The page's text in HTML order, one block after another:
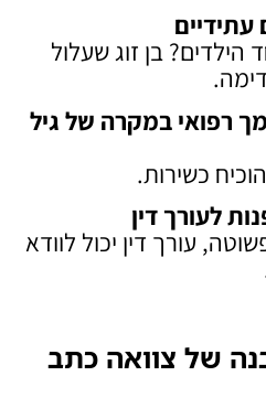
הילדים? בן זוג שעלול
רפואי במקרה של גיל
כשירות.
לעורך דין
עורך דין יכול לוודא
של צוואה כתב